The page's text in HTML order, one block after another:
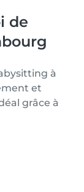
de
à
et
grâce à